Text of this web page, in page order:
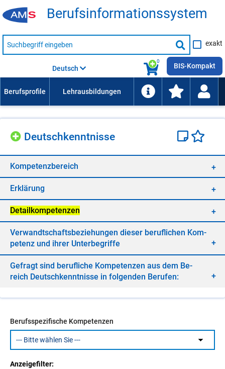
Be­rufs­in­for­ma­ti­ons­sys­tem
Suche
nach
Suche
starten
exakt
0
Deutsch BIS-Kompakt
Deutsch­kennt­nis­se
Kom­pe­tenz­be­reich
Er­klä­rung
De­tail­kom­pe­ten­zen
Ver­wandt­schafts­be­zie­hun­gen die­ser be­ruf­li­chen Kom­
pe­tenz und ih­rer Un­ter­be­grif­fe
Ge­fragt sind be­ruf­li­che Kom­pe­ten­zen aus dem Be­
reich Deutsch­kennt­nis­se in fol­gen­den Be­ru­fen:
Berufsspezifische Kompetenzen
Anzeigefilter: